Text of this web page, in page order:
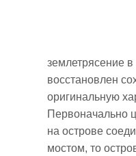
землетрясение
восстановлен
оригинальную
Первоначально
на острове
мостом, то